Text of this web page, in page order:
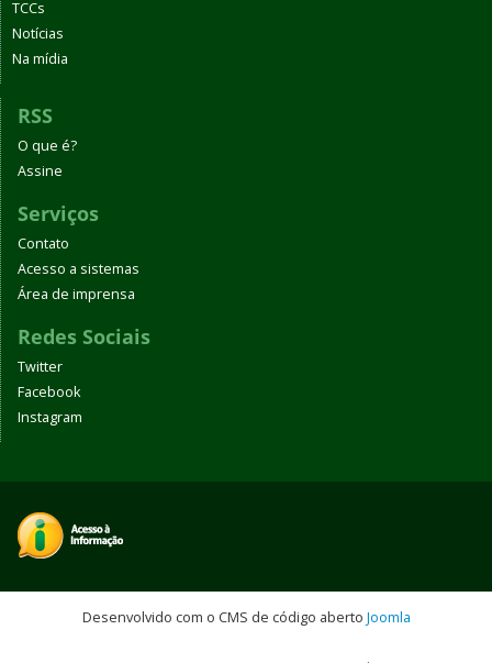
TCCs
Notícias
Na mídia
RSS
O que é?
Assine
Serviços
Contato
Acesso a sistemas
Área de imprensa
Redes Sociais
Twitter
Facebook
Instagram
Desenvolvido com o CMS de código aberto Joomla